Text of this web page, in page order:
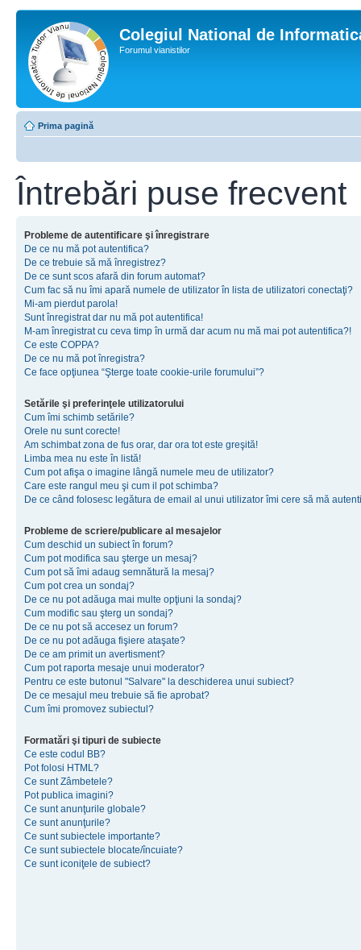
Colegiul National de
Forumul vianistilor
Prima pagină
Întrebări puse frecvent
Probleme de autentificare şi înregistrare
De ce nu mă pot autentifica?
De ce trebuie să mă înregistrez?
De ce sunt scos afară din forum automat?
Cum fac să nu îmi apară numele de utilizator în lista de utilizatori conectaţi?
Mi-am pierdut parola!
Sunt înregistrat dar nu mă pot autentifica!
M-am înregistrat cu ceva timp în urmă dar acum nu mă mai pot autentifica?!
Ce este COPPA?
De ce nu mă pot înregistra?
Ce face opţiunea “Şterge toate cookie-urile forumului”?
Setările şi preferinţele utilizatorului
Cum îmi schimb setările?
Orele nu sunt corecte!
Am schimbat zona de fus orar, dar ora tot este greşită!
Limba mea nu este în listă!
Cum pot afişa o imagine lângă numele meu de utilizator?
Care este rangul meu şi cum il pot schimba?
De ce când folosesc legătura de email al unui utilizator îmi cere să mă
Probleme de scriere/publicare al mesajelor
Cum deschid un subiect în forum?
Cum pot modifica sau şterge un mesaj?
Cum pot să îmi adaug semnătură la mesaj?
Cum pot crea un sondaj?
De ce nu pot adăuga mai multe opţiuni la sondaj?
Cum modific sau şterg un sondaj?
De ce nu pot să accesez un forum?
De ce nu pot adăuga fişiere ataşate?
De ce am primit un avertisment?
Cum pot raporta mesaje unui moderator?
Pentru ce este butonul "Salvare" la deschiderea unui subiect?
De ce mesajul meu trebuie să fie aprobat?
Cum îmi promovez subiectul?
Formatări şi tipuri de subiecte
Ce este codul BB?
Pot folosi HTML?
Ce sunt Zâmbetele?
Pot publica imagini?
Ce sunt anunţurile globale?
Ce sunt anunţurile?
Ce sunt subiectele importante?
Ce sunt subiectele blocate/încuiate?
Ce sunt iconiţele de subiect?